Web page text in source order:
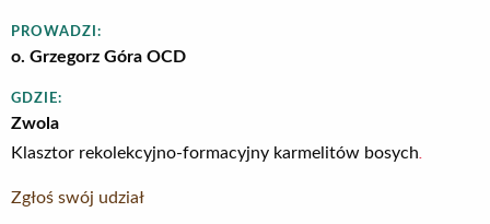
PROWADZI:
o. Grzegorz Góra OCD
GDZIE:
Zwola
Klasztor rekolekcyjno-formacyjny karmelitów bosych
Zgłoś swój udział